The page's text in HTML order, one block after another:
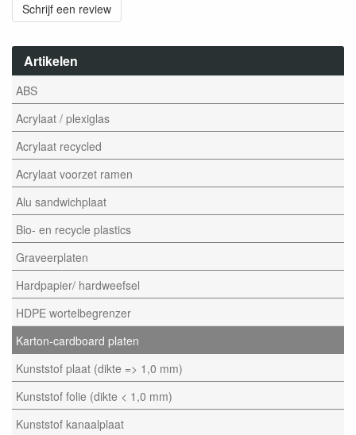
Artikelen
ABS
Acrylaat / plexiglas
Acrylaat recycled
Acrylaat voorzet ramen
Alu sandwichplaat
Bio- en recycle plastics
Graveerplaten
Hardpapier/ hardweefsel
HDPE wortelbegrenzer
Karton-cardboard platen
Kunststof plaat (dikte => 1,0 mm)
Kunststof folie (dikte < 1,0 mm)
Kunststof kanaalplaat
Schrijf een review